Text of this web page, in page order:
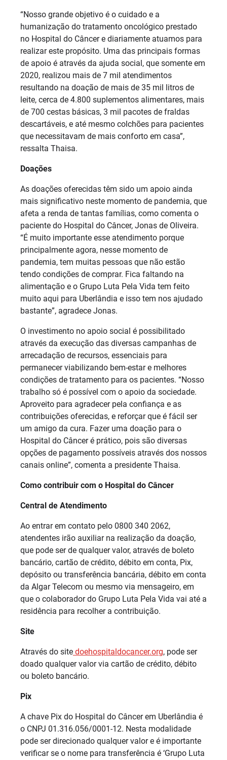
“Nosso grande objetivo é o cuidado e a
humanização do tratamento oncológico prestado
no Hospital do Câncer e diariamente atuamos para
realizar este propósito. Uma das principais formas
de apoio é através da ajuda social, que somente em
2020, realizou mais de 7 mil atendimentos
resultando na doação de mais de 35 mil litros de
leite, cerca de 4.800 suplementos alimentares, mais
de 700 cestas básicas, 3 mil pacotes de fraldas
descartáveis, e até mesmo colchões para pacientes
que necessitavam de mais conforto em casa”,
ressalta Thaisa.
Doações
As doações oferecidas têm sido um apoio ainda
mais significativo neste momento de pandemia, que
afeta a renda de tantas famílias, como comenta o
paciente do Hospital do Câncer, Jonas de Oliveira.
“É muito importante esse atendimento porque
principalmente agora, nesse momento de
pandemia, tem muitas pessoas que não estão
tendo condições de comprar. Fica faltando na
alimentação e o Grupo Luta Pela Vida tem feito
muito aqui para Uberlândia e isso tem nos ajudado
bastante”, agradece Jonas.
O investimento no apoio social é possibilitado
através da execução das diversas campanhas de
arrecadação de recursos, essenciais para
permanecer viabilizando bem-estar e melhores
condições de tratamento para os pacientes. “Nosso
trabalho só é possível com o apoio da sociedade.
Aproveito para agradecer pela confiança e as
contribuições oferecidas, e reforçar que é fácil ser
um amigo da cura. Fazer uma doação para o
Hospital do Câncer é prático, pois são diversas
opções de pagamento possíveis através dos nossos
canais online”, comenta a presidente Thaisa.
Como contribuir com o Hospital do Câncer
Central de Atendimento
Ao entrar em contato pelo 0800 340 2062,
atendentes irão auxiliar na realização da doação,
que pode ser de qualquer valor, através de boleto
bancário, cartão de crédito, débito em conta, Pix,
depósito ou transferência bancária, débito em conta
da Algar Telecom ou mesmo via mensageiro, em
que o colaborador do Grupo Luta Pela Vida vai até a
residência para recolher a contribuição.
Site
Através do site doehospitaldocancer.org, pode ser
doado qualquer valor via cartão de crédito, débito
ou boleto bancário.
Pix
A chave Pix do Hospital do Câncer em Uberlândia é
o CNPJ 01.316.056/0001-12. Nesta modalidade
pode ser direcionado qualquer valor e é importante
verificar se o nome para transferência é ‘Grupo Luta